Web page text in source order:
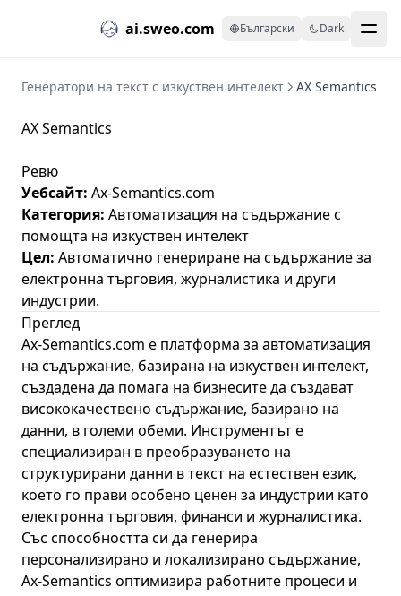
ai.sweo.com Български Dark
Генератори на текст с изкуствен интелект AX Semantics
AX Semantics
Ревю
Уебсайт: Ax-Semantics.com
Категория: Автоматизация на съдържание с
помощта на изкуствен интелект
Цел: Автоматично генериране на съдържание за
електронна търговия, журналистика и други
индустрии.
Преглед
Ax-Semantics.com е платформа за автоматизация
на съдържание, базирана на изкуствен интелект,
създадена да помага на бизнесите да създават
висококачествено съдържание, базирано на
данни, в големи обеми. Инструментът е
специализиран в преобразуването на
структурирани данни в текст на естествен език,
което го прави особено ценен за индустрии като
електронна търговия, финанси и журналистика.
Със способността си да генерира
персонализирано и локализирано съдържание,
Ax-Semantics оптимизира работните процеси и